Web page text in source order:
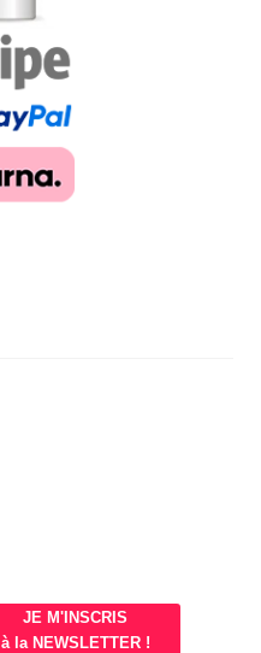
JE M'INSCRIS
à la NEWSLETTER !